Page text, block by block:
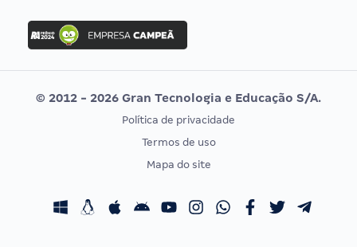
Concurso Ibama
Concurso MPU
Editais publicados
Vunesp
CONCURSOS POR PROFISSÃO
Concursos Fiscais
EXAME DE ORDEM
Calendário OAB
© 2012 - 2026 Gran Tecnologia e Educação S/A.
Política de privacidade
Termos de uso
Mapa do site